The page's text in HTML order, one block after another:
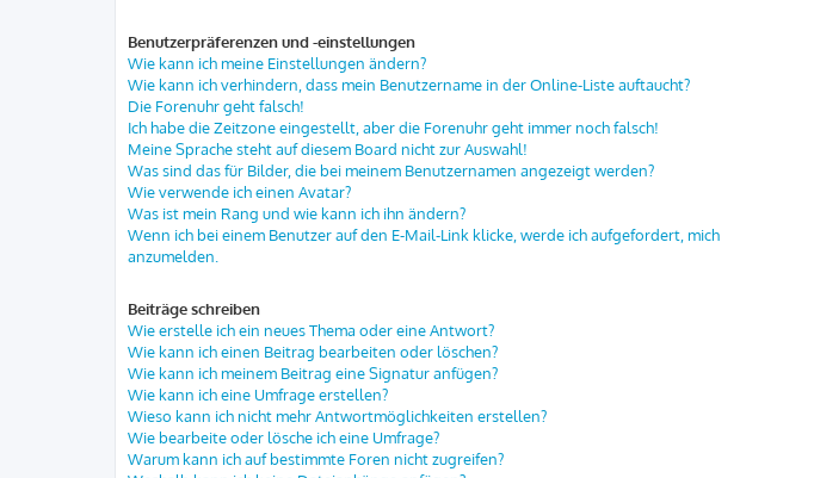
Benutzerpräferenzen und -einstellungen
Wie kann ich meine Einstellungen ändern?
Wie kann ich verhindern, dass mein Benutzername in der Online-Liste auftaucht?
Die Forenuhr geht falsch!
Ich habe die Zeitzone eingestellt, aber die Forenuhr geht immer noch falsch!
Meine Sprache steht auf diesem Board nicht zur Auswahl!
Was sind das für Bilder, die bei meinem Benutzernamen angezeigt werden?
Wie verwende ich einen Avatar?
Was ist mein Rang und wie kann ich ihn ändern?
Wenn ich bei einem Benutzer auf den E-Mail-Link klicke, werde ich aufgefordert, mich
anzumelden.
Beiträge schreiben
Wie erstelle ich ein neues Thema oder eine Antwort?
Wie kann ich einen Beitrag bearbeiten oder löschen?
Wie kann ich meinem Beitrag eine Signatur anfügen?
Wie kann ich eine Umfrage erstellen?
Wieso kann ich nicht mehr Antwortmöglichkeiten erstellen?
Wie bearbeite oder lösche ich eine Umfrage?
Warum kann ich auf bestimmte Foren nicht zugreifen?